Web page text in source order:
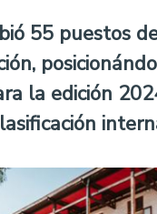
55 puestos
la edición